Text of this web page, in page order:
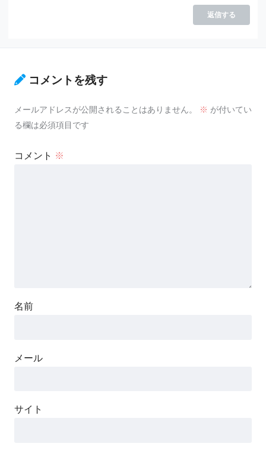
返信する
コメントを残す
メールアドレスが公開されることはありません。 ※ が付いてい
る欄は必須項目です
コメント ※
名前
メール
サイト